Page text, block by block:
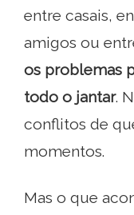
entre casais,
amigos ou
os problemas
todo o jantar.
conflitos de
momentos.
Mas o que